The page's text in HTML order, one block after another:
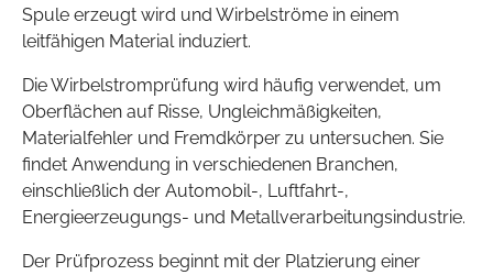
Spule erzeugt wird und Wirbelströme in einem
leitfähigen Material induziert.
Die Wirbelstromprüfung wird häufig verwendet, um
Oberflächen auf Risse, Ungleichmäßigkeiten,
Materialfehler und Fremdkörper zu untersuchen. Sie
findet Anwendung in verschiedenen Branchen,
einschließlich der Automobil-, Luftfahrt-,
Energieerzeugungs- und Metallverarbeitungsindustrie.
Der Prüfprozess beginnt mit der Platzierung einer